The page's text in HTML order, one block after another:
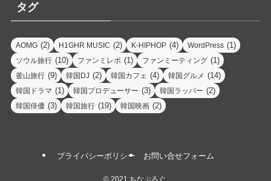
タグ
AOMG (2) H1GHR MUSIC (2) K-HIPHOP (4) WordPress (1)
ソウル旅行 (10) ファンミレポ (1) ファンミーティング (1)
釜山旅行 (9) 韓国DJ (2) 韓国カフェ (4) 韓国グルメ (14)
韓国ドラマ (1) 韓国プロデューサー (3) 韓国ラッパー (2)
韓国俳優 (3) 韓国旅行 (19) 韓国映画 (2)
プライバシーポリシー お問い合せフォーム